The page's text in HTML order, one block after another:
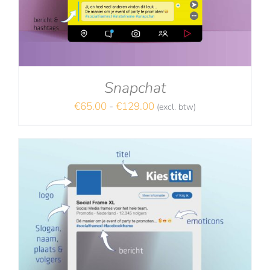
Snapchat
€65.00 - €129.00Prijsklasse:
tot
(excl. btw)